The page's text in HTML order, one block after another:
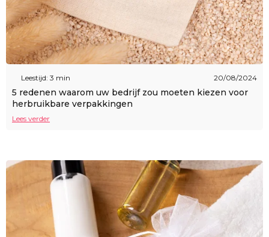
Leestijd: 3 min 20/08/2024
5 redenen waarom uw bedrijf zou moeten kiezen voor
herbruikbare verpakkingen
Lees verder